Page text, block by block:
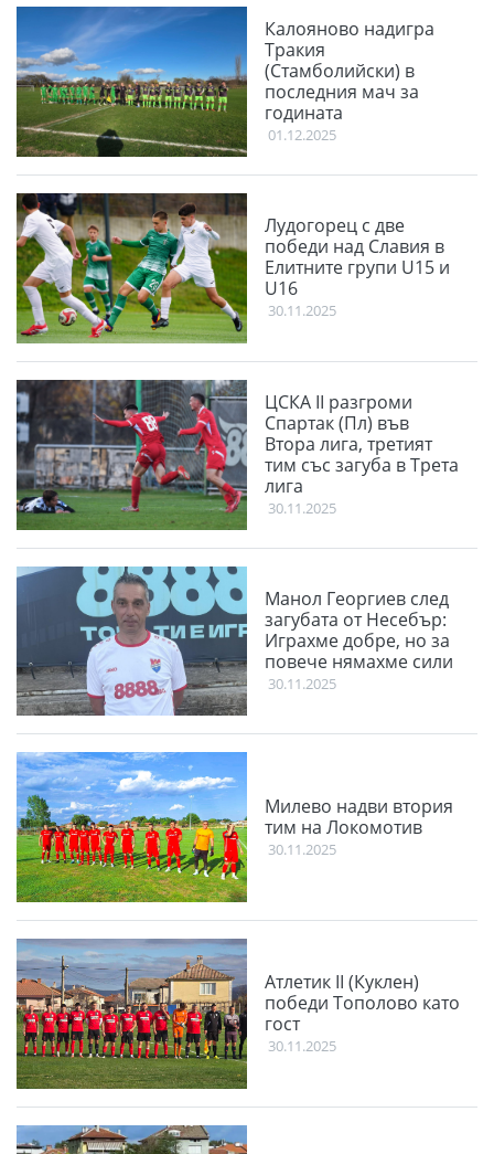
Калояново надигра
Тракия
(Стамболийски) в
последния мач за
годината
01.12.2025
Лудогорец с две
победи над Славия в
Елитните групи U15 и
U16
30.11.2025
ЦСКА II разгроми
Спартак (Пл) във
Втора лига, третият
тим със загуба в Трета
лига
30.11.2025
Манол Георгиев след
загубата от Несебър:
Играхме добре, но за
повече нямахме сили
30.11.2025
Милево надви втория
тим на Локомотив
30.11.2025
Атлетик II (Куклен)
победи Тополово като
гост
30.11.2025